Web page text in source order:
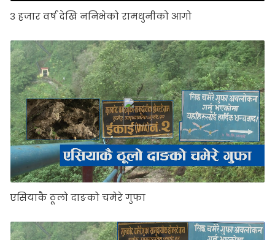
३ हजार वर्ष देखि ननिभेको रामधुनीको आगो
एसियाकै ठूलो दाङको चमेरे गुफा